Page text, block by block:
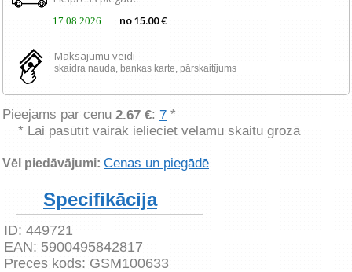
17.08.2026 no 15.00 €
Maksājumu veidi
skaidra nauda, ​​bankas karte, pārskaitījums
Pieejams par cenu 2.67 €: 7 *
* Lai pasūtīt vairāk ielieciet vēlamu skaitu grozā
Vēl piedāvājumi: Cenas un piegādē
Specifikācija
ID: 449721
EAN: 5900495842817
Preces kods: GSM100633